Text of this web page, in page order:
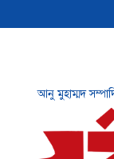
আনু মুহাম্মদ